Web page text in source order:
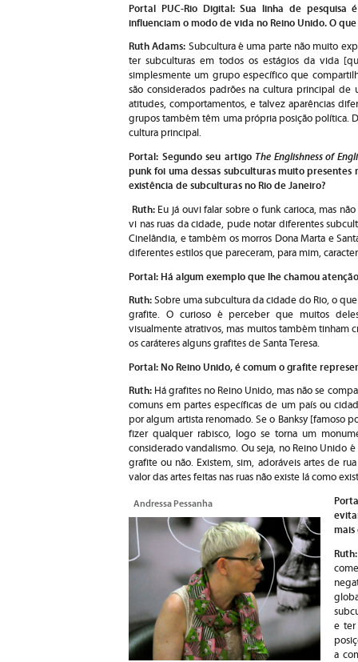
Portal PUC-Rio Digital: Sua linha de
influenciam o modo de vida no Reino Unido. O
Ruth Adams: Subcultura é uma parte não muito
ter subculturas em todos os estágios da vida
simplesmente um grupo específico que
são considerados padrões na cultura principal
atitudes, comportamentos, e talvez aparências
grupos também têm uma própria posição política.
cultura principal.
Portal: Segundo seu artigo The Englishness of
punk foi uma dessas subculturas muito presentes
existência de subculturas no Rio de Janeiro?
Ruth: Eu já ouvi falar sobre o funk carioca, mas
vi nas ruas da cidade, pude notar diferentes
Cinelândia, e também os morros Dona Marta e
diferentes estilos que pareceram, para mim,
Portal: Há algum exemplo que lhe chamou
Ruth:Sobre uma subcultura da cidade do Rio, o
grafite. O curioso é perceber que muitos
visualmente atrativos, mas muitos também tinham
os caráteres alguns grafites de Santa Teresa.
Portal: No Reino Unido, é comum o grafite
Ruth: Há grafites no Reino Unido, mas não se
comuns em partes específicas de um país ou
por algum artista renomado. Se o Banksy [famoso
fizer qualquer rabisco, logo se torna um
considerado vandalismo. Ou seja, no Reino Unido
grafite ou não. Existem, sim, adoráveis artes de
valor das artes feitas nas ruas não existe lá como
Andressa Pessanha
mais
e ter
a